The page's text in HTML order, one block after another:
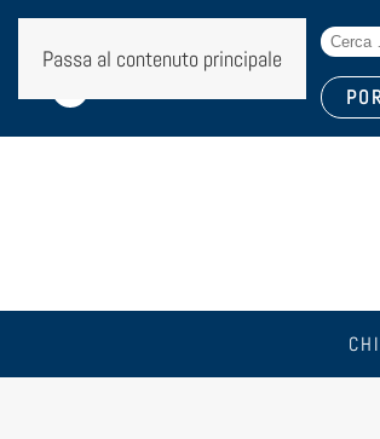
Passa al contenuto principale
Seguici sui social:
Search
for: